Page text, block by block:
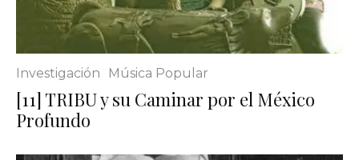
Investigación Música Popular
[11] TRIBU y su Caminar por el México
Profundo